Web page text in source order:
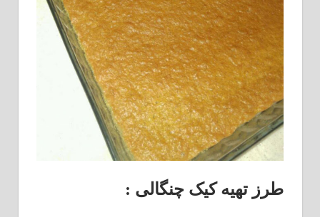
طرز تهیه کیک چنگالی :